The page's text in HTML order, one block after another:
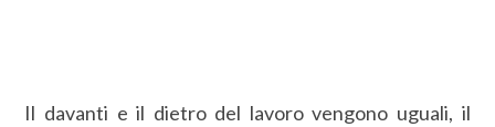
Il davanti e il dietro del lavoro vengono uguali, il